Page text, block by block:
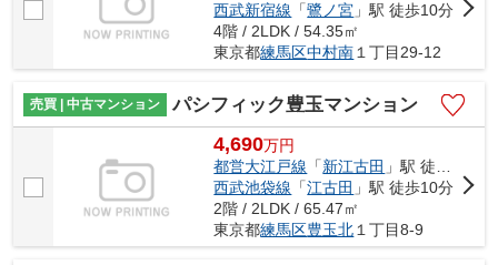
西武新宿線 「鷺ノ宮 」駅 徒歩10分
4階 / 2LDK / 54.35㎡
東京都練馬区中村南１丁目29-12
売買 | 中古マンション パシフィック豊玉マンション
4,690万円
都営大江戸線 「新江古田 」駅 徒歩2分
西武池袋線 「江古田 」駅 徒歩10分
2階 / 2LDK / 65.47㎡
東京都練馬区豊玉北１丁目8-9